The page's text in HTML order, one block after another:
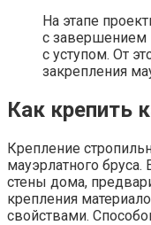
На этапе
с завершением
с уступом. От
закрепления
Как крепить
Крепление
мауэрлатного
стены дома,
крепления
свойствами.